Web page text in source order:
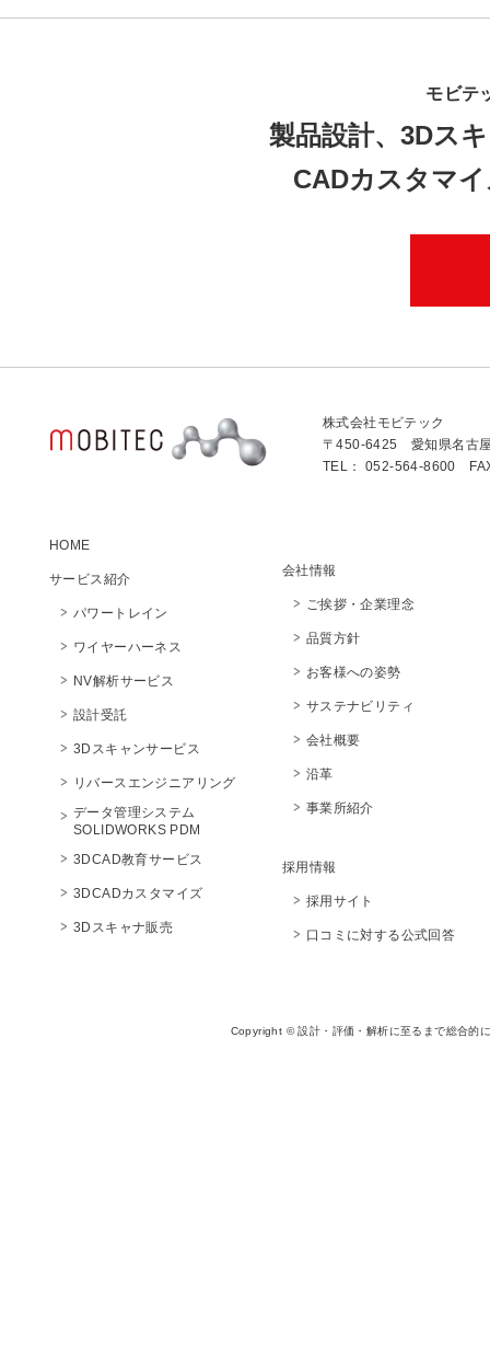
モビテ
製品設計、3Dス
CADカスタマ
株式会社モビテック
〒450-6425 愛知県名古
TEL： 052-564-8600
HOME
サービス紹介
パワートレイン
ワイヤーハーネス
NV解析サービス
設計受託
3Dスキャンサービス
リバースエンジニアリング
データ管理システム
SOLIDWORKS PDM
3DCAD教育サービス
3DCADカスタマイズ
3Dスキャナ販売
会社情報
ご挨拶・企業理念
品質方針
お客様への姿勢
サステナビリティ
会社概要
沿革
事業所紹介
採用情報
採用サイト
口コミに対する公式回答
Copyright © 設計・評価・解析に至るまで総合的